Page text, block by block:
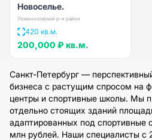
Новоселье.
Ломоносовский р-н район
420 кв.м.
200,000 ₽ кв.м.
Санкт-Петербург —
бизнеса с растущим спросом на
центры и спортивные школы. Мы
отдельно стоящих зданий
адаптированных под спортивные
млн рублей. Наши специалисты с